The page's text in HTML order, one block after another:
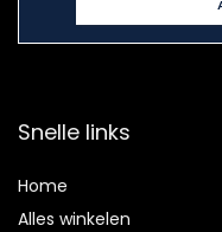
Snelle links
Home
Alles winkelen